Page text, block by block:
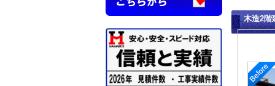
木造2